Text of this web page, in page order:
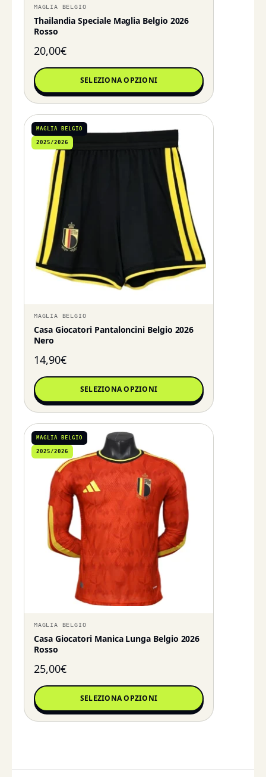
MAGLIA BELGIO
Thailandia Speciale Maglia Belgio 2026
Rosso
20,00€
SELEZIONA OPZIONI
MAGLIA BELGIO
2025/2026
MAGLIA BELGIO
Casa Giocatori Pantaloncini Belgio 2026
Nero
14,90€
SELEZIONA OPZIONI
MAGLIA BELGIO
2025/2026
MAGLIA BELGIO
Casa Giocatori Manica Lunga Belgio 2026
Rosso
25,00€
SELEZIONA OPZIONI